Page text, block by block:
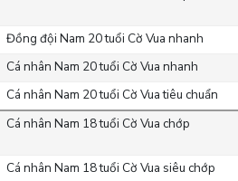
Đồng đội Nam 20 tuổi Cờ Vua nhanh
Cá nhân Nam 20 tuổi Cờ Vua nhanh
Cá nhân Nam 20 tuổi Cờ Vua tiêu chuẩn
Cá nhân Nam 18 tuổi Cờ Vua chớp
Cá nhân Nam 18 tuổi Cờ Vua siêu chớp